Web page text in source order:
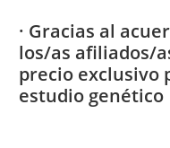
· Gracias al
los/as afiliados/
precio exclusivo
estudio genético